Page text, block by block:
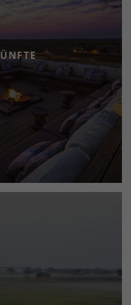
bzw. dem Motorboot
zu einem der
Erde - den
sie nennen:
“Donnernder Rauch“
zu gleich auch die
Gäste, die der Wildnis
wollen, halten wir mit
besonderes Erlebnis
sind, können Sie Flora
reizvollen Blickwinkel
Busch ist ein Erlebnis,